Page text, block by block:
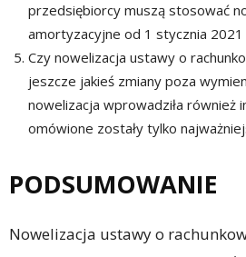
przedsiębiorcy muszą stosować
amortyzacyjne od 1 stycznia 2021
Czy nowelizacja ustawy o
jeszcze jakieś zmiany poza
nowelizacja wprowadziła również
omówione zostały tylko
PODSUMOWANIE
Nowelizacja ustawy o